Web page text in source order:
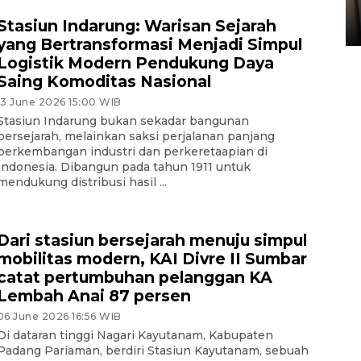
Indarung: Warisan Sejarah
Bertransformasi Menjadi Simpul
Modern Pendukung Daya
Komoditas Nasional
June 2026 15:00 WIB
Indarung bukan sekadar bangunan
melainkan saksi perjalanan panjang
industri dan perkeretaapian di
Dibangun pada tahun 1911 untuk
distribusi hasil ...
stasiun bersejarah menuju simpul
modern, KAI Divre II Sumbar
pertumbuhan pelanggan KA
Anai 87 persen
June 2026 16:56 WIB
dataran tinggi Nagari Kayutanam, Kabupaten
Pariaman, berdiri Stasiun Kayutanam, sebuah
05 August 2026 10:33 WIB